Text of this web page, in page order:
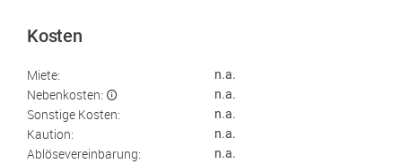
Kosten
Miete: n.a.
Nebenkosten: n.a.
Sonstige Kosten: n.a.
Kaution: n.a.
Ablösevereinbarung: n.a.